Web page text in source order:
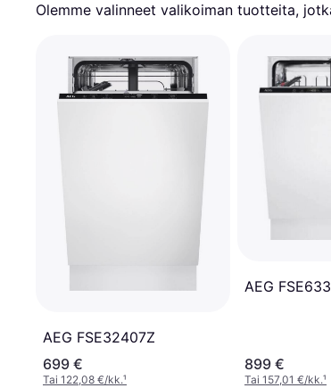
Olemme valinneet valikoiman tuotteita,
AEG FSE32407Z
699 €
Tai 122,08 €/kk.¹
AEG
899 €
Tai 157,01 €/kk.¹